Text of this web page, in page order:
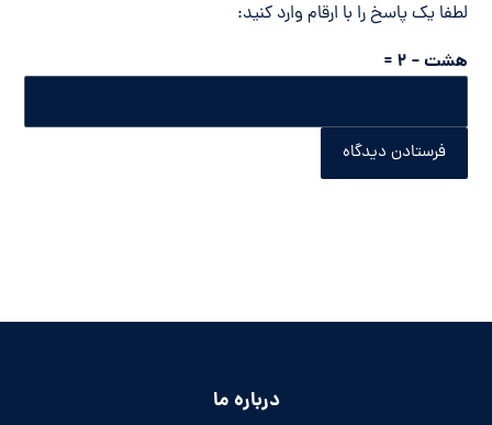
لطفا یک پاسخ را با ارقام وارد کنید:
هشت − 2 =
فرستادن دیدگاه
درباره ما